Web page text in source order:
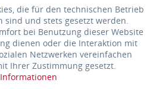
die für den technischen Betrieb
sind und stets gesetzt werden.
bei Benutzung dieser Website
dienen oder die Interaktion mit
Netzwerken vereinfachen
Ihrer Zustimmung gesetzt.